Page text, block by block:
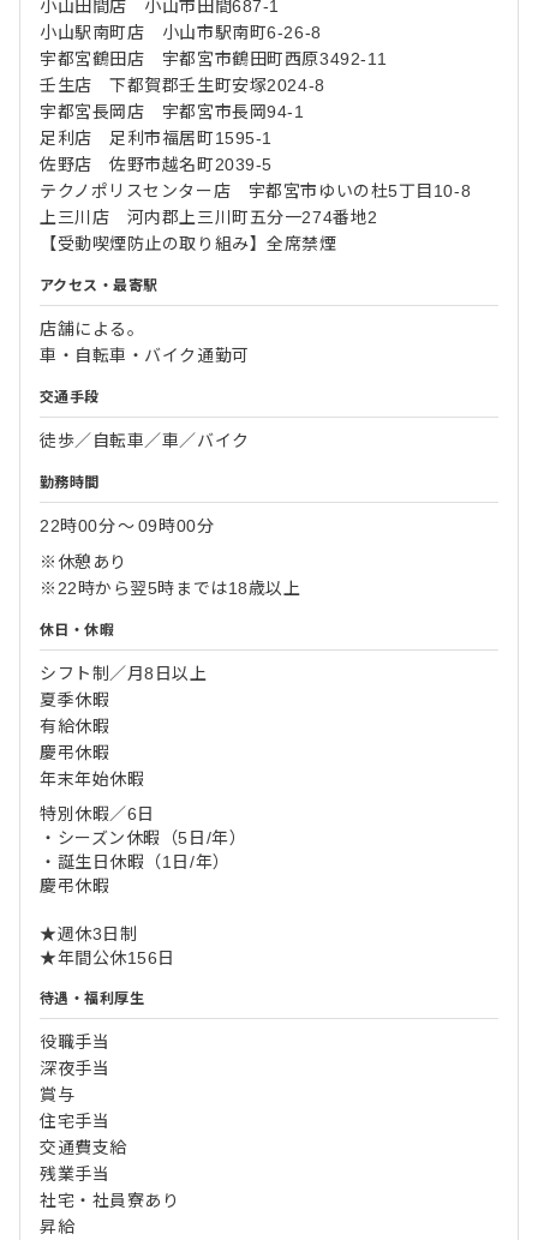
小山田間店 小山市田間687-1
小山駅南町店 小山市駅南町6-26-8
宇都宮鶴田店 宇都宮市鶴田町西原3492-11
壬生店 下都賀郡壬生町安塚2024-8
宇都宮長岡店 宇都宮市長岡94-1
足利店 足利市福居町1595-1
佐野店 佐野市越名町2039-5
テクノポリスセンター店 宇都宮市ゆいの杜5丁目10-8
上三川店 河内郡上三川町五分一274番地2
【受動喫煙防止の取り組み】全席禁煙
アクセス・最寄駅
店舗による。
車・自転車・バイク通勤可
交通手段
徒歩／自転車／車／バイク
勤務時間
22時00分〜09時00分
※休憩あり
※22時から翌5時までは18歳以上
休日・休暇
シフト制／月8日以上
夏季休暇
有給休暇
慶弔休暇
年末年始休暇
特別休暇／6日
・シーズン休暇（5日/年）
・誕生日休暇（1日/年）
慶弔休暇
★週休3日制
★年間公休156日
待遇・福利厚生
役職手当
深夜手当
賞与
住宅手当
交通費支給
残業手当
社宅・社員寮あり
昇給